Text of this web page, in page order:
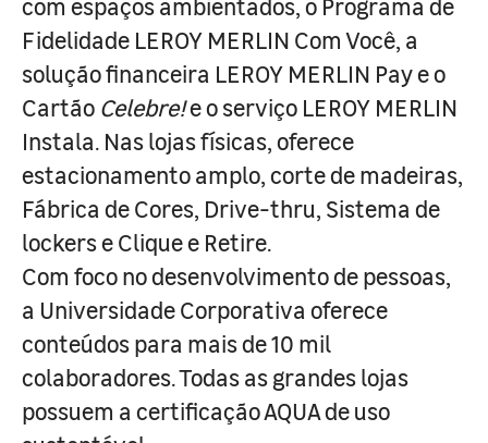
Fidelidade LEROY MERLIN Com Você, a
solução financeira LEROY MERLIN Pay e o
Cartão Celebre!e o serviço LEROY MERLIN
Instala. Nas lojas físicas, oferece
estacionamento amplo, corte de madeiras,
Fábrica de Cores, Drive-thru, Sistema de
lockers e Clique e Retire.
Com foco no desenvolvimento de pessoas,
a Universidade Corporativa oferece
conteúdos para mais de 10 mil
colaboradores. Todas as grandes lojas
possuem a certificação AQUA de uso